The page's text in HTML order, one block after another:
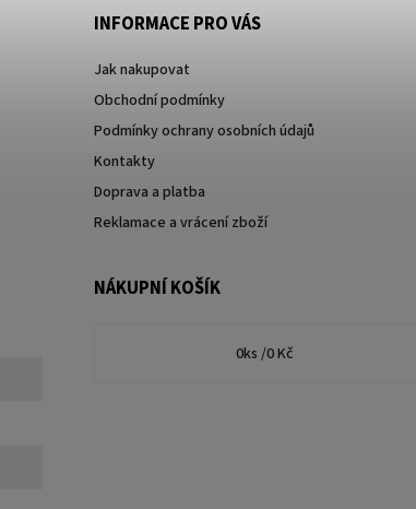
INFORMACE PRO VÁS
Jak nakupovat
Obchodní podmínky
Podmínky ochrany osobních údajů
Kontakty
Doprava a platba
Reklamace a vrácení zboží
NÁKUPNÍ KOŠÍK
0ks /0 Kč